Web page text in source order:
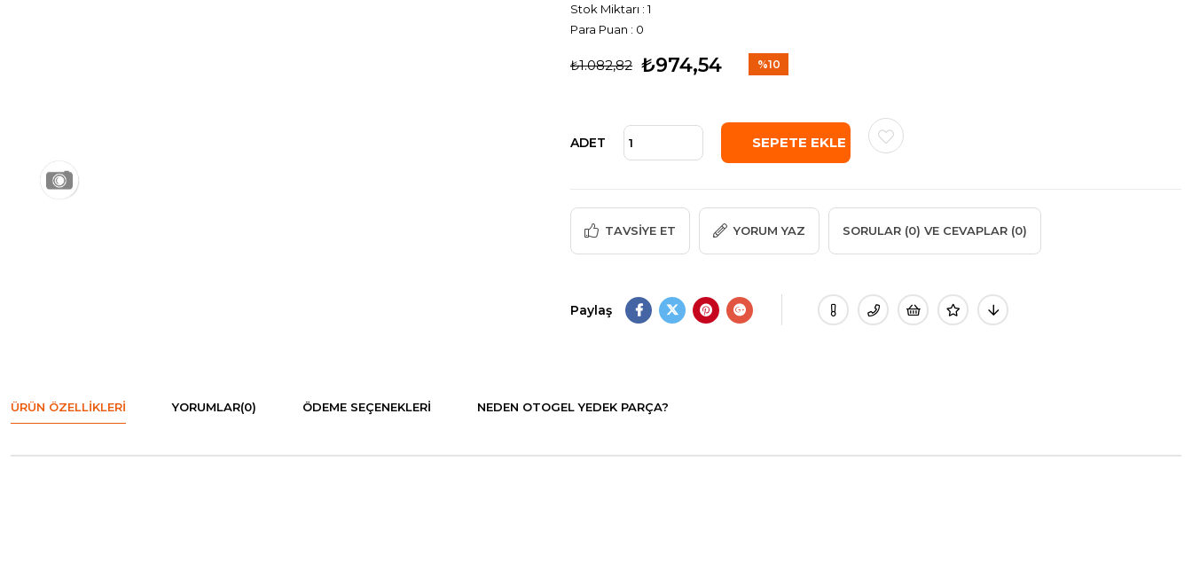
Stok Miktarı : 1
Para Puan : 0
₺1.082,82 ₺974,54 %10
ADET
TAVSIYE ET YORUM YAZ SORULAR (0) VE CEVAPLAR (0)
Paylaş
ÜRÜN ÖZELLIKLERI YORUMLAR(0) ÖDEME SEÇENEKLERI NEDEN OTOGEL YEDEK PARÇA?